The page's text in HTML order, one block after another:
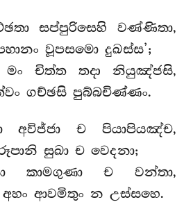
සප්පුරිසෙහි වණ්ණිතා,
වූපසමො දුඛස්ස’;
මං චිත්ත තදා නියුඤ්ජසි,
ගච්ඡසි පුබ්බචිණ්ණං.
අවිජ්ජා ච පියාපියඤ්ච,
සුඛා ච වෙදනා;
කාමගුණා ච වන්තා,
ආවමිතුං න උස්සහෙ.